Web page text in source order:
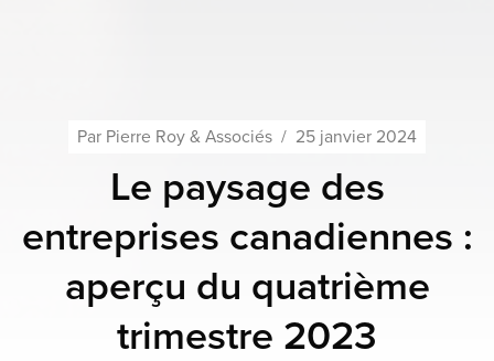
Par Pierre Roy & Associés / 25 janvier 2024
Le paysage des
entreprises canadiennes :
aperçu du quatrième
trimestre 2023